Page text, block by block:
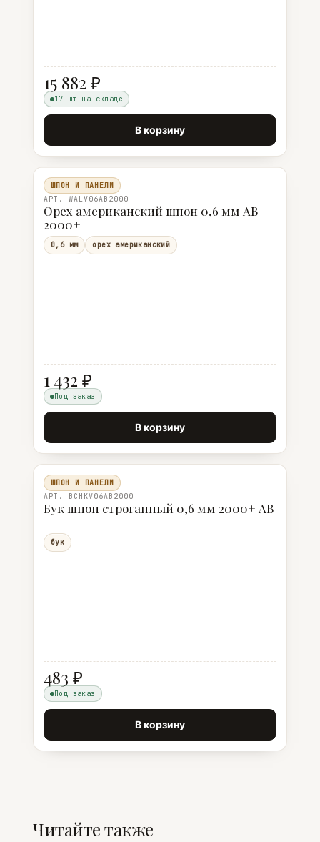
15 882 ₽
17 шт на складе
В корзину
ШПОН И ПАНЕЛИ
АРТ. WALV06AB2000
Орех американский шпон 0,6 мм АВ
2000+
0,6 мм орех американский
1 432 ₽
Под заказ
В корзину
ШПОН И ПАНЕЛИ
АРТ. BCHKV06AB2000
Бук шпон строганный 0,6 мм 2000+ AB
бук
483 ₽
Под заказ
В корзину
Читайте также